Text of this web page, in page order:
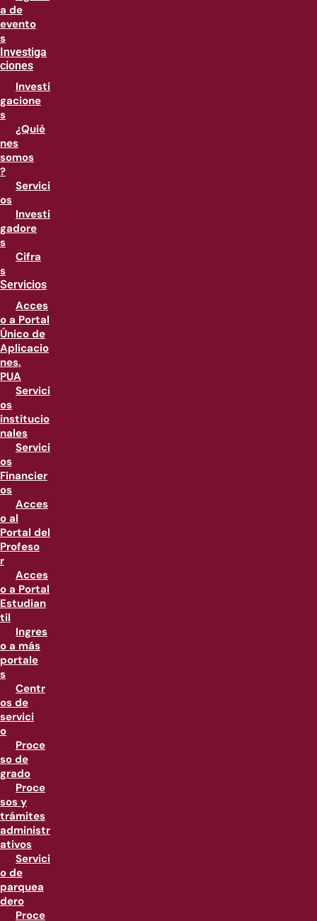
a de
evento
s
Investiga
ciones
Investi
gacione
s
¿Quié
nes
somos
?
Servici
os
Investi
gadore
s
Cifra
s
Servicios
Acces
o a Portal
Único de
Aplicacio
nes,
PUA
Servici
os
institucio
nales
Servici
os
Financier
os
Acces
o al
Portal del
Profeso
r
Acces
o a Portal
Estudian
til
Ingres
o a más
portale
s
Centr
os de
servici
o
Proce
so de
grado
Proce
sos y
trámites
administr
ativos
Servici
o de
parquea
dero
Proce